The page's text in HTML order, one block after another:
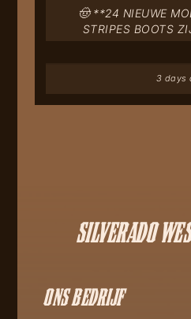
🤠 **24 NIEUWE
STRIPES BOOTS
3 days
SILVERADO
ONS BEDRIJF